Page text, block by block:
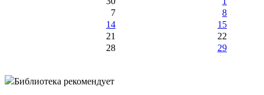
7
8
14
15
21
22
28
29
Библиотека рекомендует